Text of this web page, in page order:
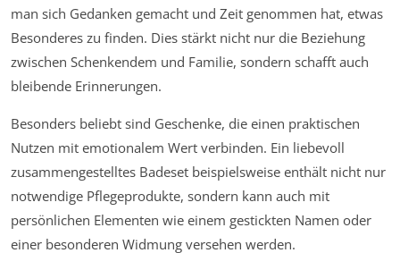
man sich Gedanken gemacht und Zeit genommen hat, etwas
Besonderes zu finden. Dies stärkt nicht nur die Beziehung
zwischen Schenkendem und Familie, sondern schafft auch
bleibende Erinnerungen.
Besonders beliebt sind Geschenke, die einen praktischen
Nutzen mit emotionalem Wert verbinden. Ein liebevoll
zusammengestelltes Badeset beispielsweise enthält nicht nur
notwendige Pflegeprodukte, sondern kann auch mit
persönlichen Elementen wie einem gestickten Namen oder
einer besonderen Widmung versehen werden.